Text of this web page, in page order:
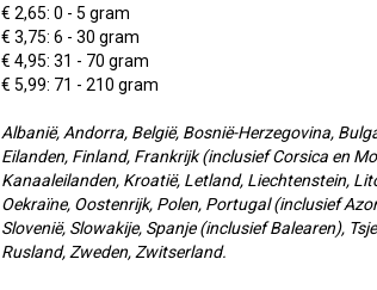
€ 2,65: 0 - 5 gram
€ 3,75: 6 - 30 gram
€ 4,95: 31 - 70 gram
€ 5,99: 71 - 210 gram
Albanië, Andorra, België, Bosnië-Herzegovina,
Eilanden, Finland, Frankrijk (inclusief Corsica en
Kanaaleilanden, Kroatië, Letland, Liechtenstein,
Oekraïne, Oostenrijk, Polen, Portugal (inclusief
Slovenië, Slowakije, Spanje (inclusief Balearen),
Rusland, Zweden, Zwitserland.